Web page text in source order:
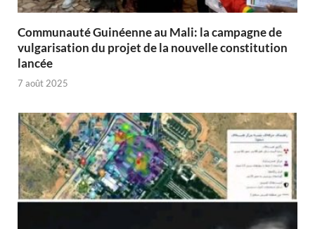
Communauté Guinéenne au Mali: la campagne de
vulgarisation du projet de la nouvelle constitution
lancée
7 août 2025